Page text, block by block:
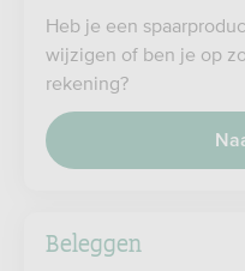
Heb je een
wijzigen of ben je op
rekening?
Beleggen